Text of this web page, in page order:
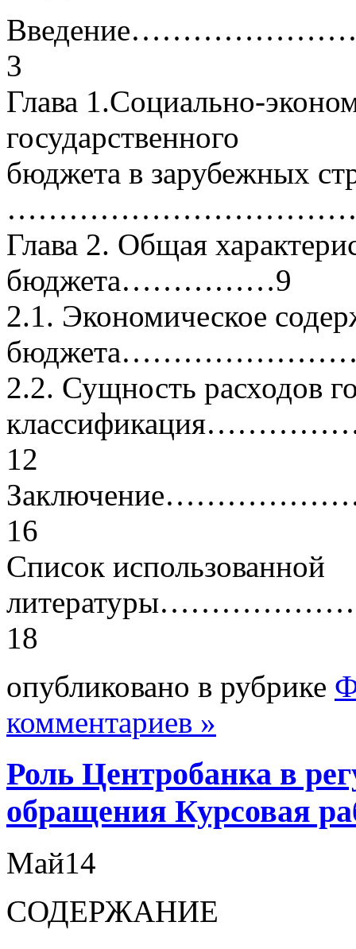
3
Глава 1.Социально-
государственного
бюджета в зарубежных
Глава 2. Общая
бюджета……………9
2.1. Экономическое
2.2. Сущность расходов
12
16
Список использованной
18
опубликовано в рубрике
комментариев »
Роль Центробанка в
обращения Курсовая
Май14
СОДЕРЖАНИЕ